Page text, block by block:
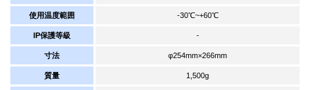
使用温度範囲 -30℃~+60℃
IP保護等級 -
寸法 φ254mm×266mm
質量 1,500g